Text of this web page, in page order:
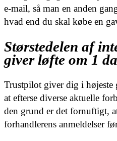
e-mail, så man en anden
hvad end du skal købe en
Størstedelen af
giver løfte om 1
Trustpilot giver dig i højeste
at efterse diverse aktuelle
den grund er det fornuftigt,
forhandlerens anmeldelser